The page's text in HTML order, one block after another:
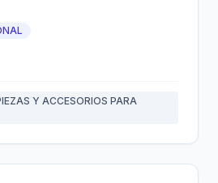
Y ACCESORIOS PARA